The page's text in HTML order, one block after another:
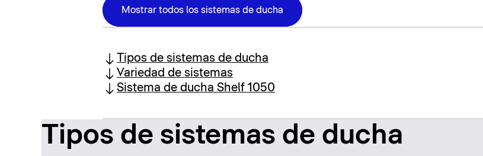
Mostrar todos los sistemas de ducha
Tipos de sistemas de ducha
Variedad de sistemas
Sistema de ducha Shelf 1050
Tipos de sistemas de ducha